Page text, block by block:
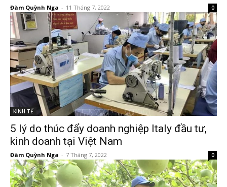
Đàm Quỳnh Nga - 11 Tháng 7, 2022 0
KINH TẾ
5 lý do thúc đẩy doanh nghiệp Italy đầu tư,
kinh doanh tại Việt Nam
Đàm Quỳnh Nga - 7 Tháng 7, 2022 0